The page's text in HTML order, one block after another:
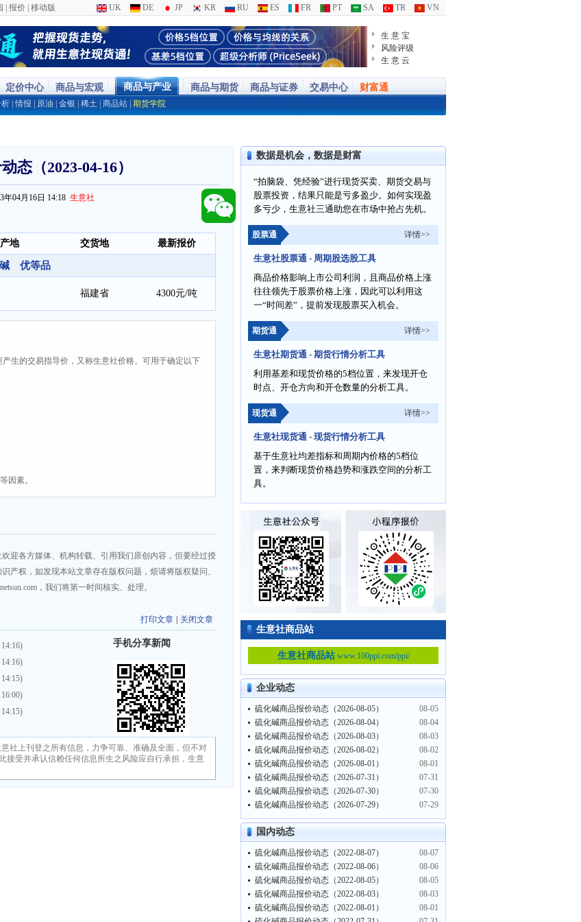
报价 移动版 UK DE JP KR RU ES FR PT SA TR VN
生 意 宝
风险评级
生 意 云
定价中心 商品与宏观 商品与产业 商品与期货 商品与证券 交易中心 财富通
|情报 原油 金银 稀土 商品站 期货学院
态（2023-04-16）
年04月16日 14:18 生意社
地 交货地 最新报价
优等品
福建省 4300元/吨
生的交易指导价，又称生意社价格。可用于确定以下
因素。
迎各方媒体、机构转载、引用我们原创内容，但要经过授
产权，如发现本站文章存在版权问题，烦请将版权疑问、
，我们将第一时间核实、处理。
打印文章 关闭文章
手机分享新闻
社上刊登之所有信息，力争可靠、准确及全面，但不对
接受并承认信赖任何信息所生之风险应自行承担，生意
数据是机会，数据是财富
“拍脑袋、凭经验”进行现货买卖、期货交易与
股票投资，结果只能是亏多盈少。如何实现盈
多亏少，生意社三通助您在市场中抢占先机。
股票通 详情>>
生意社股票通 - 周期股选股工具
商品价格影响上市公司利润，且商品价格上涨
往往领先于股票价格上涨，因此可以利用这
一“时间差”，提前发现股票买入机会。
期货通 详情>>
生意社期货通 - 期货行情分析工具
利用基差和现货价格的5档位置，来发现开仓
时点、开仓方向和开仓数量的分析工具。
现货通 详情>>
生意社现货通 - 现货行情分析工具
基于生意社均差指标和周期内价格的5档位
置，来判断现货价格趋势和涨跌空间的分析工
具。
生意社商品站
生意社商品站www.100ppi.com/ppi/
企业动态
硫化碱商品报价动态（2026-08-05）
08-05
硫化碱商品报价动态（2026-08-04）
08-04
硫化碱商品报价动态（2026-08-03）
08-03
硫化碱商品报价动态（2026-08-02）
08-02
硫化碱商品报价动态（2026-08-01）
08-01
硫化碱商品报价动态（2026-07-31）
07-31
硫化碱商品报价动态（2026-07-30）
07-30
硫化碱商品报价动态（2026-07-29）
07-29
国内动态
硫化碱商品报价动态（2022-08-07）
08-07
硫化碱商品报价动态（2022-08-06）
08-06
硫化碱商品报价动态（2022-08-05）
08-05
硫化碱商品报价动态（2022-08-03）
08-03
硫化碱商品报价动态（2022-08-01）
08-01